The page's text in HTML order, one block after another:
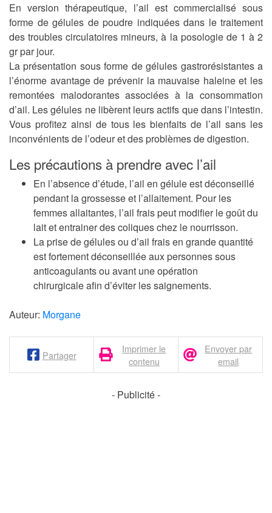
En version thérapeutique, l’ail est commercialisé sous
forme de gélules de poudre indiquées dans le traitement
destroubles circulatoires mineurs, à la posologie de 1 à 2
gr par jour.
La présentation sous forme de gélules gastrorésistantes a
l’énorme avantage de prévenir la mauvaise haleine et les
remontées malodorantes associées à la consommation
d’ail. Les gélules ne libèrent leurs actifs que dans l’intestin.
Vous profitez ainsi de tous les bienfaits de l’ail sans les
inconvénients de l’odeur et des problèmes de digestion.
Les précautions à prendre avec l’ail
En l’absence d’étude, l’ail en gélule estdéconseillé
pendant la grossesse et l’allaitement. Pour les
femmes allaitantes, l’ail frais peut modifier le goût du
lait et entrainer des coliques chez le nourrisson.
La prise de gélules ou d’ail frais en grande quantité
est fortementdéconseillée aux personnes sous
anticoagulants ou avant une opération
chirurgicaleafin d’éviter les saignements.
Auteur: Morgane
Partager
Imprimer le
contenu
Envoyer par
email
- Publicité -